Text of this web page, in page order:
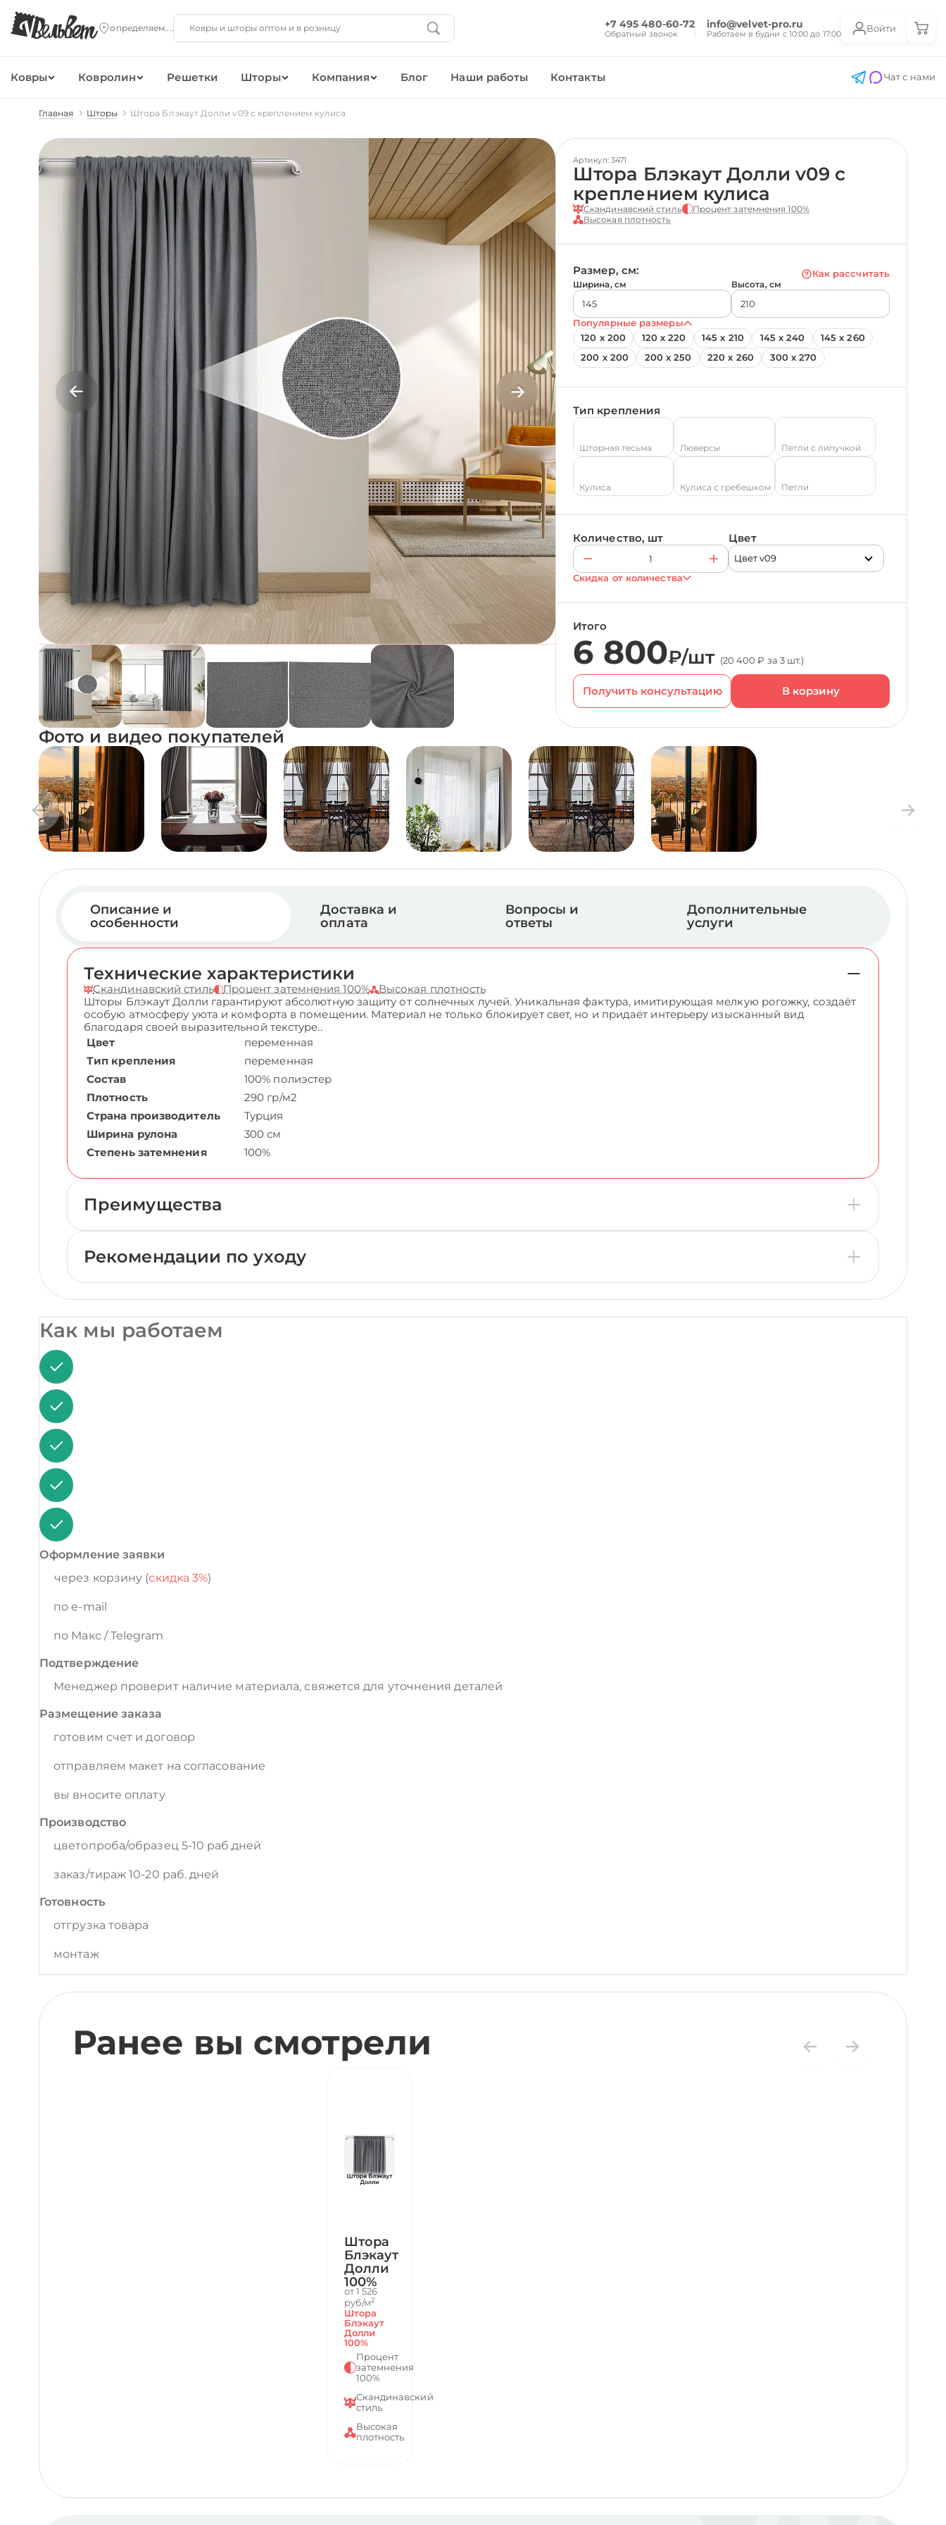
+7 495 480-60-72
Обратный звонок
info@velvet-pro.ru
Работаем в будни с 10:00 до 17:00
Войти
Ковры Ковролин Решетки Шторы Компания Блог Наши работы Контакты Чат с нами
Главная Шторы Штора Блэкаут Долли v09 с креплением кулиса
Артикул: 3471
Штора Блэкаут Долли v09 с
креплением кулиса
Скандинавский стиль
Процент затемнения 100%
Высокая плотность
Размер, см: Как рассчитать
Ширина, см Высота, см
Популярные размеры
120 х 200
120 х 220 145 х 210 145 х 240
145 х 260
200 х 200
200 х 250 220 х 260 300 х 270
Тип крепления
Шторная тесьма Люверсы Петли с липучкой
Кулиса Кулиса с гребешком Петли
Количество, шт Цвет
Цвет v09
Скидка от количества
Итого
6 800₽/шт (20 400 ₽ за 3 шт.)
Получить консультацию
Фото и видео покупателей
Описание и
особенности
Доставка и
оплата
Вопросы и
ответы
Дополнительные
услуги
Технические характеристики
Скандинавский стиль Процент затемнения 100%
Высокая плотность
Шторы Блэкаут Долли гарантируют абсолютную защиту от солнечных лучей. Уникальная фактура, имитирующая мелкую рогожку, создаёт
особую атмосферу уюта и комфорта в помещении. Материал не только блокирует свет, но и придаёт интерьеру изысканный вид
благодаря своей выразительной текстуре..
Цвет
переменная
Тип крепления
переменная
Состав
100% полиэстер
Плотность
290 гр/м2
Страна производитель
Турция
Ширина рулона
300 см
Степень затемнения
100%
Преимущества
Рекомендации по уходу
Как мы работаем
Оформление заявки
через корзину (скидка 3%)
по e-mail
по Макс / Telegram
Подтверждение
Менеджер проверит наличие материала, свяжется для уточнения деталей
Размещение заказа
готовим счет и договор
отправляем макет на согласование
вы вносите оплату
Производство
цветопроба/образец 5-10 раб.дней
заказ/тираж 10-20 раб. дней
Готовность
отгрузка товара
монтаж
Ранее вы смотрели
Штора
Блэкаут
Долли
100%
от 1 526
руб/м2
Штора
Блэкаут
Долли
100%
Процент
затемнения
100%
Скандинавский
стиль
Высокая
плотность